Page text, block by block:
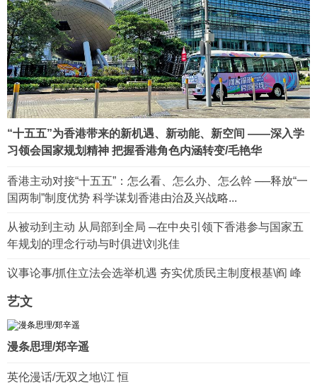
“十五五”为香港带来的新机遇、新动能、新空间 ——深入学
习领会国家规划精神 把握香港角色内涵转变/毛艳华
香港主动对接“十五五”：怎么看、怎么办、怎么幹 ──释放“一
国两制”制度优势 科学谋划香港由治及兴战略...
从被动到主动 从局部到全局 ─在中央引领下香港参与国家五
年规划的理念行动与时俱进\刘兆佳
议事论事/抓住立法会选举机遇 夯实优质民主制度根基\阎 峰
艺文
漫条思理/郑辛遥
英伦漫话/无双之地\江 恒